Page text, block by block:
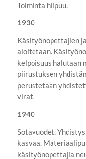
Toiminta hiipuu.
1930
Käsityönopettajien
aloitetaan.
kelpoisuus halutaan
piirustuksen
perustetaan
virat.
1940
Sotavuodet.
kasvaa.
käsityönopettajia